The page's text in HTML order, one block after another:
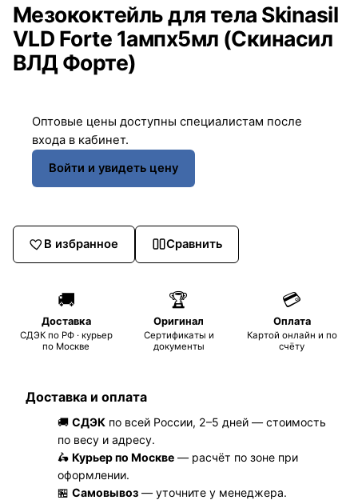
Мезококтейль для тела Skinasil
VLD Forte 1ампx5мл (Скинасил
ВЛД Форте)
Оптовые цены доступны специалистам после
входа в кабинет.
Войти и увидеть цену
В избранное Сравнить
🚚
Доставка
СДЭК по РФ · курьер
по Москве
🏆
Оригинал
Сертификаты и
документы
💳
Оплата
Картой онлайн и по
счёту
Доставка и оплата
🚚 СДЭК по всей России, 2–5 дней — стоимость
по весу и адресу.
🛵 Курьер по Москве — расчёт по зоне при
оформлении.
🏪 Самовывоз — уточните у менеджера.